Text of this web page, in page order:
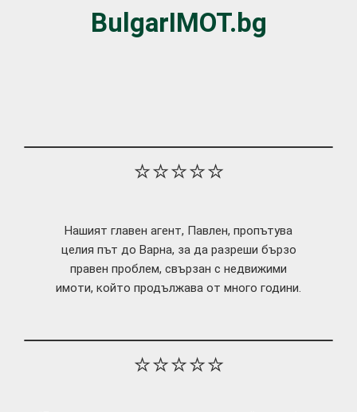
BulgarIMOT.bg
⭐⭐⭐⭐⭐
Нашият главен агент, Павлен, пропътува
целия път до Варна, за да разреши бързо
правен проблем, свързан с недвижими
имоти, който продължава от много години.
⭐⭐⭐⭐⭐